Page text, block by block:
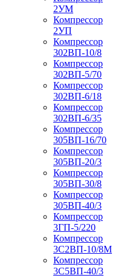
2УМ
Компрессор
2УП
Компрессор
302ВП-10/8
Компрессор
302ВП-5/70
Компрессор
302ВП-6/18
Компрессор
302ВП-6/35
Компрессор
305ВП-16/70
Компрессор
305ВП-20/3
Компрессор
305ВП-30/8
Компрессор
305ВП-40/3
Компрессор
3ГП-5/220
Компрессор
3С2ВП-10/8М
Компрессор
3С5ВП-40/3